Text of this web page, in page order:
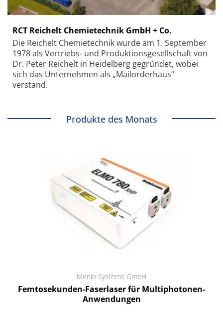
RCT Reichelt Chemietechnik GmbH + Co.
Die Reichelt Chemietechnik wurde am 1. September
1978 als Vertriebs- und Produktionsgesellschaft von
Dr. Peter Reichelt in Heidelberg gegründet, wobei
sich das Unternehmen als „Mailorderhaus“
verstand.
Produkte des Monats
Menlo Systems GmbH
Femtosekunden-Faserlaser für Multiphotonen-
Anwendungen